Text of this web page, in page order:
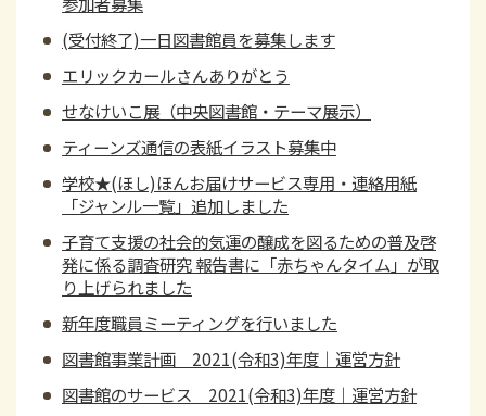
(受付終了)一日図書館員を募集します
エリックカールさんありがとう
せなけいこ展（中央図書館・テーマ展示）
ティーンズ通信の表紙イラスト募集中
学校★(ほし)ほんお届けサービス専用・連絡用紙
「ジャンル一覧」追加しました
子育て支援の社会的気運の醸成を図るための普及啓
発に係る調査研究 報告書に「赤ちゃんタイム」が取
り上げられました
新年度職員ミーティングを行いました
図書館事業計画 2021(令和3)年度｜運営方針
図書館のサービス 2021(令和3)年度｜運営方針